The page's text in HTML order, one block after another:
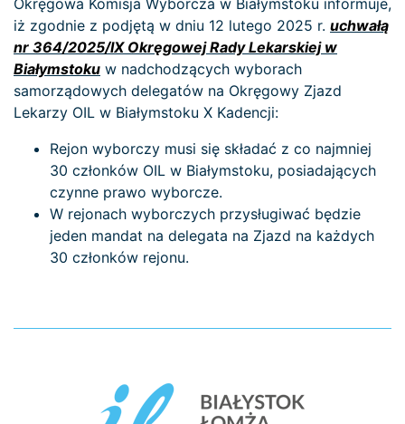
Okręgowa Komisja Wyborcza w Białymstoku informuje,
iż zgodnie z podjętą w dniu 12 lutego 2025 r. uchwałą
nr 364/2025/IX Okręgowej Rady Lekarskiej w
Białymstoku w nadchodzących wyborach
samorządowych delegatów na Okręgowy Zjazd
Lekarzy OIL w Białymstoku X Kadencji:
Rejon wyborczy musi się składać z co najmniej
30 członków OIL w Białymstoku, posiadających
czynne prawo wyborcze.
W rejonach wyborczych przysługiwać będzie
jeden mandat na delegata na Zjazd na każdych
30 członków rejonu.